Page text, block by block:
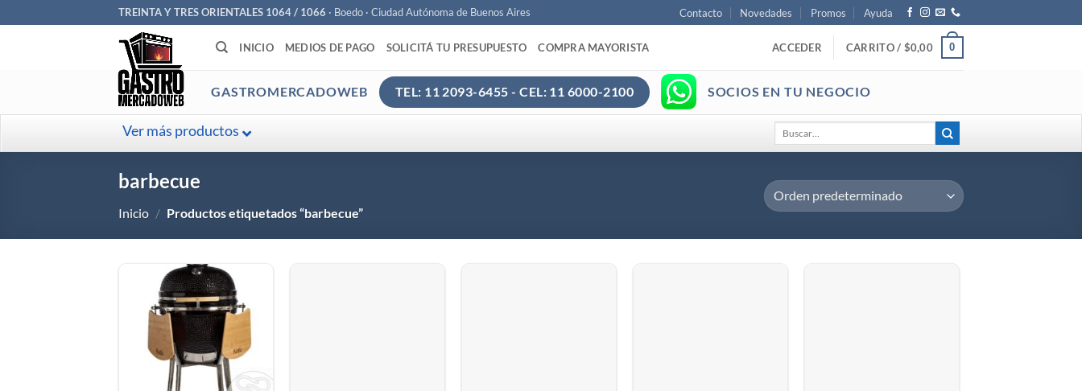
al
TREINTA Y TRES ORIENTALES 1064 / 1066 · Boedo · Ciudad Autónoma de Buenos Aires Contacto Novedades Promos Ayuda
INICIO MEDIOS DE PAGO SOLICITÁ TU PRESUPUESTO COMPRA MAYORISTA ACCEDER CARRITO / $0,00 0
GASTROMERCADOWEB TEL: 11 2093-6455 - CEL: 11 6000-2100 SOCIOS EN TU NEGOCIO
Ver más productos
por:
barbecue
Inicio / Productos etiquetados “barbecue”